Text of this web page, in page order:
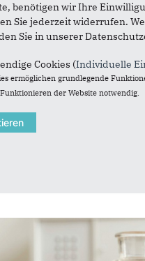
für die
für die
benötigen wir Ihre
Sie jederzeit widerrufen.
Sie in unserer
Cookies (Individuelle
ermöglichen grundlegende
der Website notwendig.